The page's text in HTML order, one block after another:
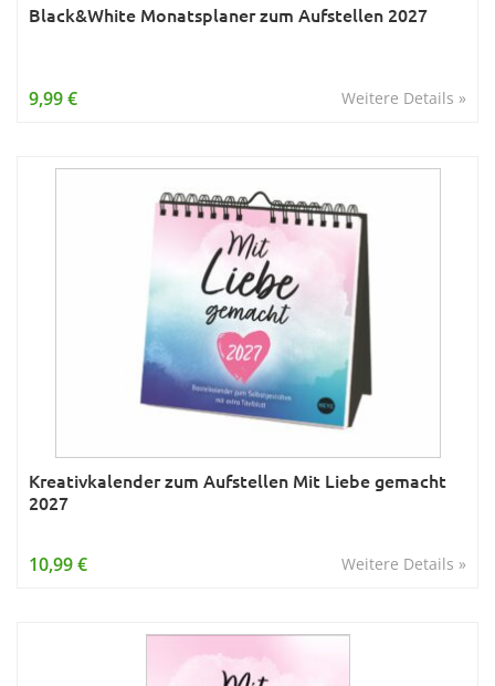
Black&White Monatsplaner zum Aufstellen 2027
Weitere Details »
9,99 €
Kreativkalender zum Aufstellen Mit Liebe gemacht
2027
Weitere Details »
10,99 €